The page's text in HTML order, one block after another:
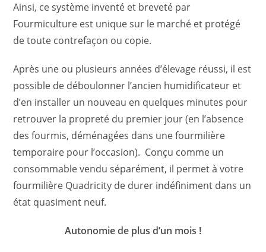
Ainsi, ce système inventé et breveté par
Fourmiculture est unique sur le marché et protégé
de toute contrefaçon ou copie.
Après une ou plusieurs années d’élevage réussi, il est
possible de déboulonner l’ancien humidificateur et
d’en installer un nouveau en quelques minutes pour
retrouver la propreté du premier jour (en l’absence
des fourmis, déménagées dans une fourmilière
temporaire pour l’occasion). Conçu comme un
consommable vendu séparément, il permet à votre
fourmilière Quadricity de durer indéfiniment dans un
état quasiment neuf.
Autonomie de plus d’un mois !